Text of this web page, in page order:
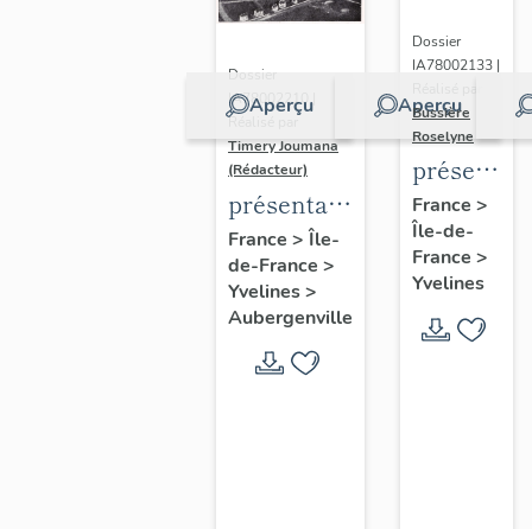
Aperçu
Dossier
IA78002210 |
Réalisé par
Timery Joumana
(Rédacteur)
présentation
de l'étude
d'Elisabethville
France > Île-
de-France >
Yvelines>
Aubergenville
Aperçu
Dossier
IA78002133 |
Bussière
Roselyne
du
diagnostic
et
France >
Île-de-
France >
Yvelines